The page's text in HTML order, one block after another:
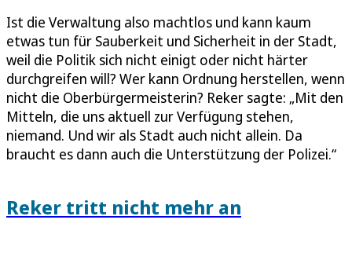
Ist die Verwaltung also machtlos und kann kaum
etwas tun für Sauberkeit und Sicherheit in der Stadt,
weil die Politik sich nicht einigt oder nicht härter
durchgreifen will? Wer kann Ordnung herstellen, wenn
nicht die Oberbürgermeisterin? Reker sagte: „Mit den
Mitteln, die uns aktuell zur Verfügung stehen,
niemand. Und wir als Stadt auch nicht allein. Da
braucht es dann auch die Unterstützung der Polizei.“
Reker tritt nicht mehr an